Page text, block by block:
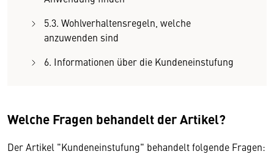
5.3. Wohlverhaltensregeln, welche
anzuwenden sind
6. Informationen über die Kundeneinstufung
Welche Fragen behandelt der Artikel?
Der Artikel "Kundeneinstufung" behandelt folgende Fragen: